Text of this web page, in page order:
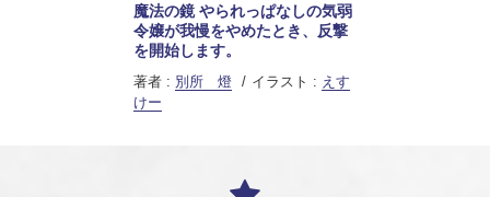
魔法の鏡 やられっぱなしの気弱
令嬢が我慢をやめたとき、反撃
を開始します。
著者 : 別所 燈 イラスト : えす
けー